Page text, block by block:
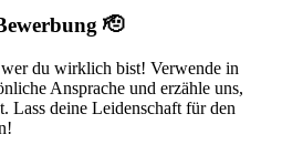
🫡
du wirklich bist! Verwende in
Ansprache und erzähle uns,
Lass deine Leidenschaft für den